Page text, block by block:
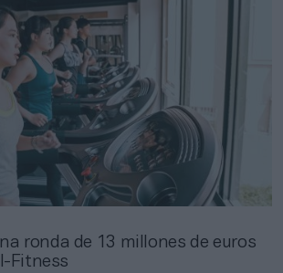
ronda de 13 millones de euros
I-Fitness